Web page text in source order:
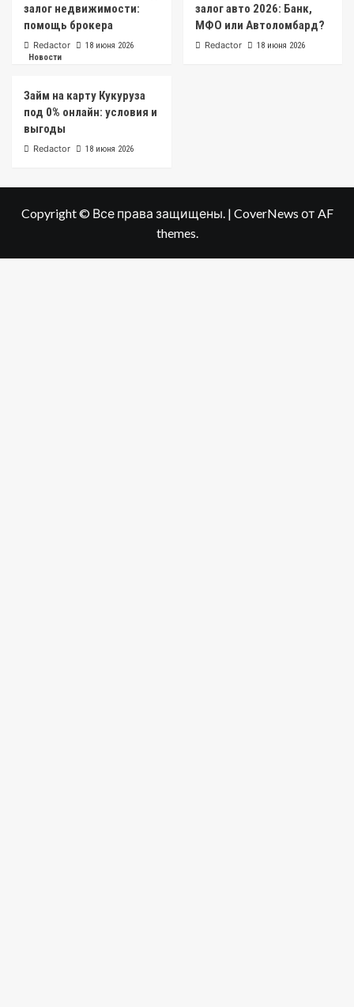
залог недвижимости:
помощь брокера
Redactor 18 июня 2026
залог авто 2026: Банк,
МФО или Автоломбард?
Redactor
18 июня 2026
Новости
Займ на карту Кукуруза
под 0% онлайн: условия и
выгоды
Redactor 18 июня 2026
Copyright © Все права защищены. | CoverNews от AF
themes.